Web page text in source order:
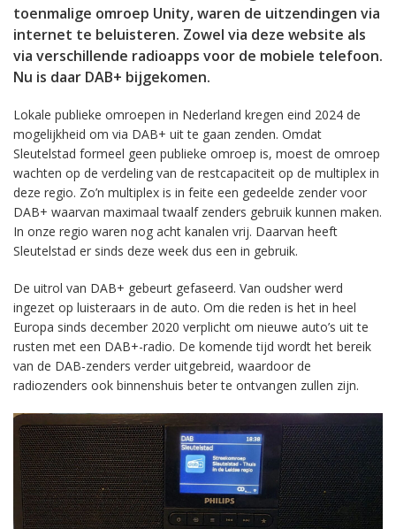
toenmalige omroep Unity, waren de uitzendingen via
internet te beluisteren. Zowel via deze website als
via verschillende radioapps voor de mobiele telefoon.
Nu is daar DAB+ bijgekomen.
Lokale publieke omroepen in Nederland kregen eind 2024 de
mogelijkheid om via DAB+ uit te gaan zenden. Omdat
Sleutelstad formeel geen publieke omroep is, moest de omroep
wachten op de verdeling van de restcapaciteit op de multiplex in
deze regio. Zo’n multiplex is in feite een gedeelde zender voor
DAB+ waarvan maximaal twaalf zenders gebruik kunnen maken.
In onze regio waren nog acht kanalen vrij. Daarvan heeft
Sleutelstad er sinds deze week dus een in gebruik.
De uitrol van DAB+ gebeurt gefaseerd. Van oudsher werd
ingezet op luisteraars in de auto. Om die reden is het in heel
Europa sinds december 2020 verplicht om nieuwe auto’s uit te
rusten met een DAB+-radio. De komende tijd wordt het bereik
van de DAB-zenders verder uitgebreid, waardoor de
radiozenders ook binnenshuis beter te ontvangen zullen zijn.